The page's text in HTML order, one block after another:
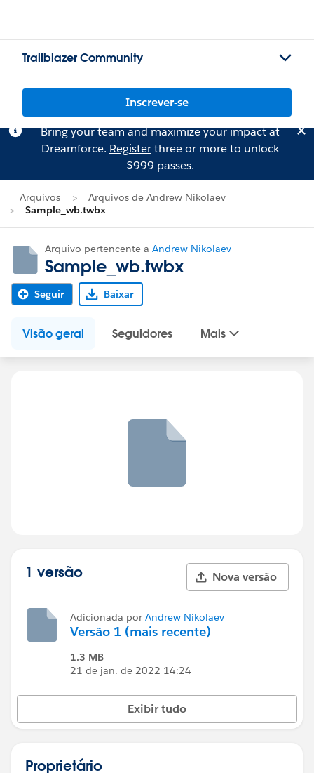
Trailblazer Community
Inscrever-se
Bring your team and maximize your impact at
Dreamforce. Registerthree or more to unlock
$999 passes.
Arquivos
Arquivos de Andrew Nikolaev
Sample_wb.twbx
Arquivo pertencente a Andrew Nikolaev
Sample_wb.twbx
Seguir Baixar
Visão geral Seguidores Mais
1 versão Nova versão
Adicionada por Andrew Nikolaev
Versão 1 (mais recente)
1.3 MB
21 de jan. de 2022 14:24
Exibir tudo
Proprietário